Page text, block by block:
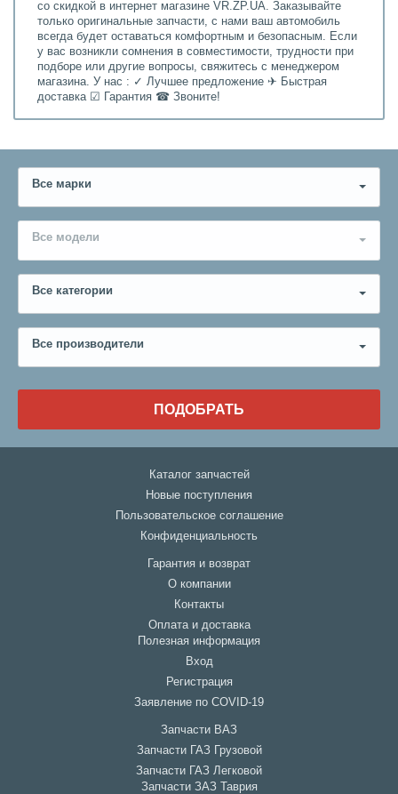
со скидкой в интернет магазине VR.ZP.UA. Заказывайте
только оригинальные запчасти, с нами ваш автомобиль
всегда будет оставаться комфортным и безопасным. Если
у вас возникли сомнения в совместимости, трудности при
подборе или другие вопросы, свяжитесь с менеджером
магазина. У нас : ✓ Лучшее предложение ✈ Быстрая
доставка ☑ Гарантия ☎ Звоните!
Все марки
Все модели
Все категории
Все производители
ПОДОБРАТЬ
Каталог запчастей
Новые поступления
Пользовательское соглашение
Конфиденциальность
Гарантия и возврат
О компании
Контакты
Оплата и доставка
Полезная информация
Вход
Регистрация
Заявление по COVID-19
Запчасти ВАЗ
Запчасти ГАЗ Грузовой
Запчасти ГАЗ Легковой
Запчасти ЗАЗ Таврия